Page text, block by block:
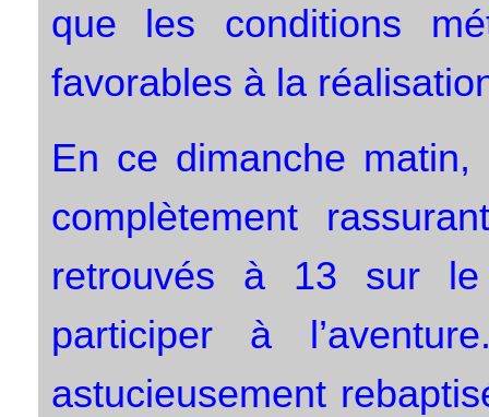
que les conditions
favorables à la
En ce dimanche
complètement
retrouvés à 13 sur
participer à
astucieusement